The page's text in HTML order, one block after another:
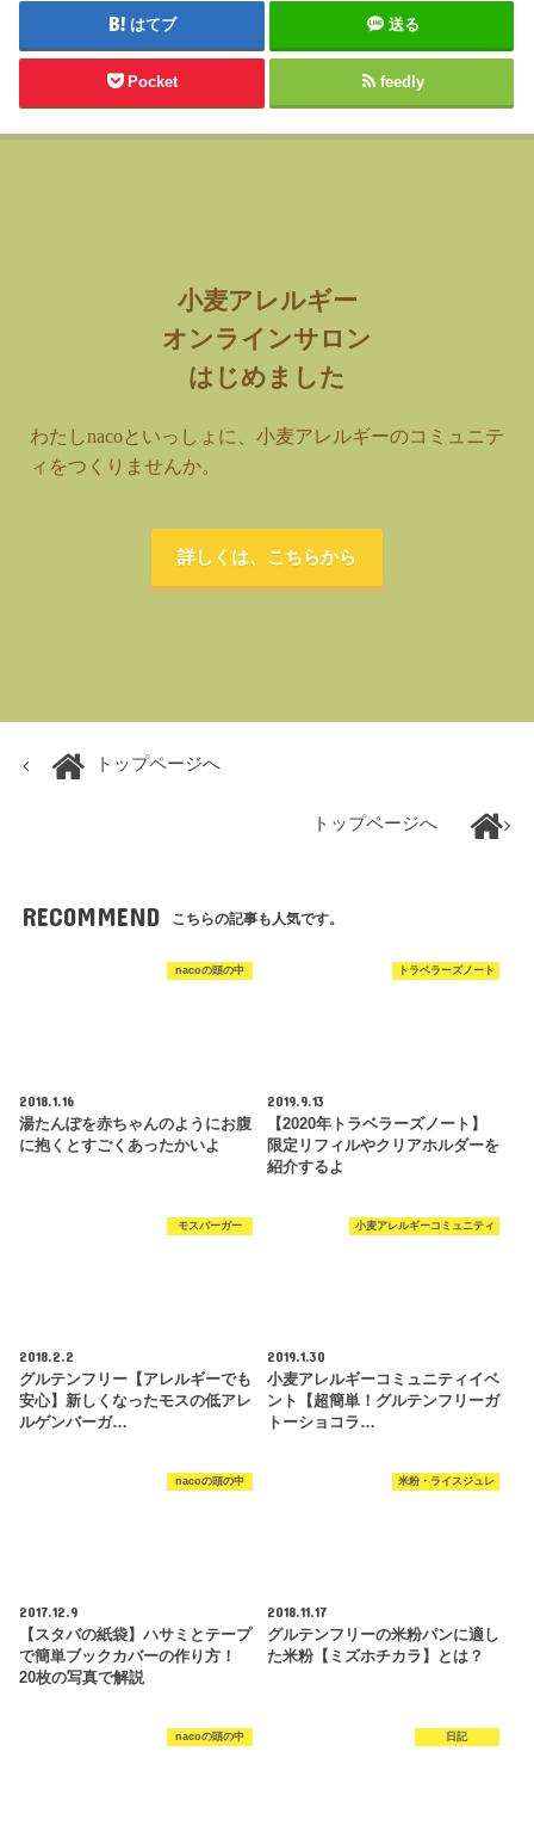
はてブ 送る
Pocket feedly
小麦アレルギー
オンラインサロン
はじめました
わたしnacoといっしょに、小麦アレルギーのコミュニテ
ィをつくりませんか。
詳しくは、こちらから
トップページへ
トップページへ
RECOMMEND こちらの記事も人気です。
nacoの頭の中
2018.1.16
湯たんぽを赤ちゃんのようにお腹
に抱くとすごくあったかいよ
トラベラーズノート
2019.9.13
【2020年トラベラーズノート】
限定リフィルやクリアホルダーを
紹介するよ
モスバーガー
2018.2.2
グルテンフリー【アレルギーでも
安心】新しくなったモスの低アレ
ルゲンバーガ…
小麦アレルギーコミュニティ
2019.1.30
小麦アレルギーコミュニティイベ
ント【超簡単！グルテンフリーガ
トーショコラ…
nacoの頭の中
2017.12.9
【スタバの紙袋】ハサミとテープ
で簡単ブックカバーの作り方！
20枚の写真で解説
米粉・ライスジュレ
2018.11.17
グルテンフリーの米粉パンに適し
た米粉【ミズホチカラ】とは？
nacoの頭の中 日記